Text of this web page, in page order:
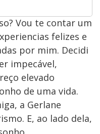
Vou te contar um
felizes e
por mim. Decidi
impecável,
elevado
de uma vida.
a Gerlane
E, ao lado dela,